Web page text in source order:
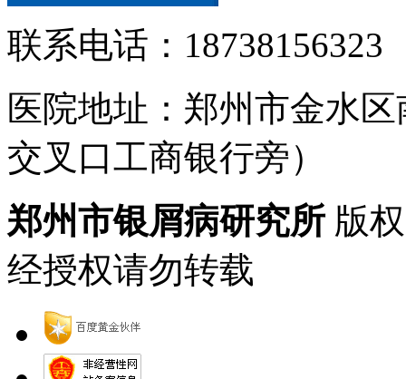
联系电话：18738156323
医院地址：郑州市金水
交叉口工商银行旁）
郑州市银屑病研究所 版
经授权请勿转载